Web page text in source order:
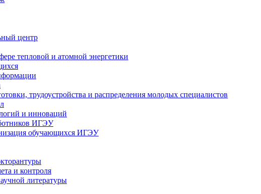
центр
тепловой и атомной энергетики
трудоустройства и распределения молодых специалистов
и инноваций
ИГЭУ
обучающихся ИГЭУ
и контроля
литературы